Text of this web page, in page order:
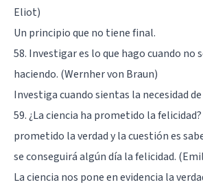
Eliot)
Un principio que no tiene final.
58. Investigar es lo que hago cuando no
haciendo. (Wernher von Braun)
Investiga cuando sientas la necesidad
59. ¿La ciencia ha prometido la
prometido la verdad y la cuestión es
se conseguirá algún día la felicidad.
La ciencia nos pone en evidencia la